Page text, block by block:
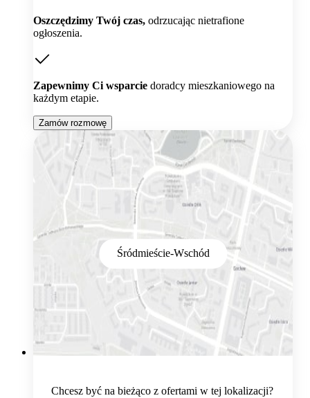
Oszczędzimy Twój czas, odrzucając nietrafione
ogłoszenia.
Zapewnimy Ci wsparcie doradcy mieszkaniowego na
każdym etapie.
Zamów rozmowę
Śródmieście-Wschód
Chcesz być na bieżąco z ofertami w tej lokalizacji?